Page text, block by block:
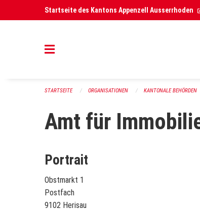
Navigation überspringenStartseite des Kantons Appenzell Ausserrhoden
STARTSEITE ORGANISATIONEN KANTONALE BEHÖRDEN
Amt für
Portrait
Obstmarkt 1
Postfach
9102 Herisau